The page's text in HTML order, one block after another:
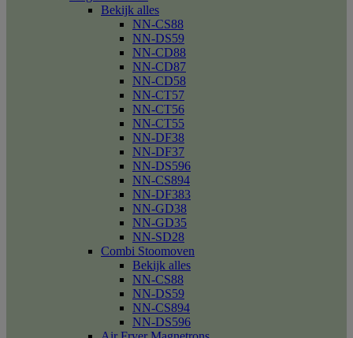
Bekijk alles
NN-CS88
NN-DS59
NN-CD88
NN-CD87
NN-CD58
NN-CT57
NN-CT56
NN-CT55
NN-DF38
NN-DF37
NN-DS596
NN-CS894
NN-DF383
NN-GD38
NN-GD35
NN-SD28
Combi Stoomoven
Bekijk alles
NN-CS88
NN-DS59
NN-CS894
NN-DS596